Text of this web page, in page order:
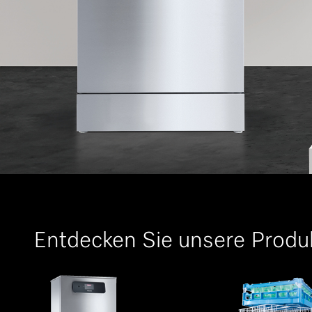
Entdecken Sie unsere